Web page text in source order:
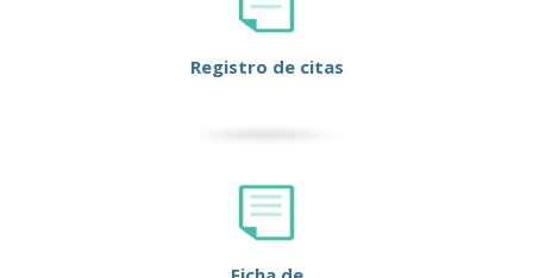
Registro de citas